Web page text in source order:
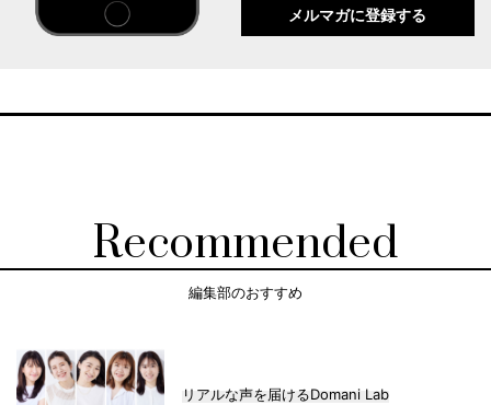
メルマガに登録する
Recommended
編集部のおすすめ
リアルな声を届けるDomani Lab